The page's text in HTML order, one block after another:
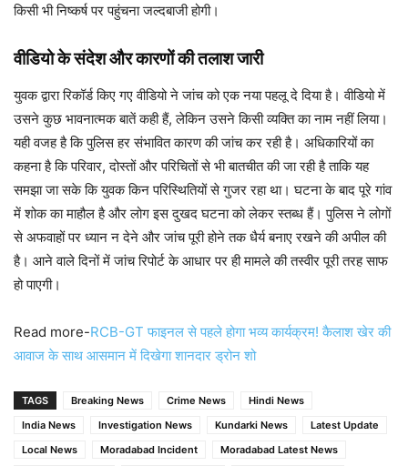
किसी भी निष्कर्ष पर पहुंचना जल्दबाजी होगी।
वीडियो के संदेश और कारणों की तलाश जारी
युवक द्वारा रिकॉर्ड किए गए वीडियो ने जांच को एक नया पहलू दे दिया है। वीडियो में
उसने कुछ भावनात्मक बातें कही हैं, लेकिन उसने किसी व्यक्ति का नाम नहीं लिया।
यही वजह है कि पुलिस हर संभावित कारण की जांच कर रही है। अधिकारियों का
कहना है कि परिवार, दोस्तों और परिचितों से भी बातचीत की जा रही है ताकि यह
समझा जा सके कि युवक किन परिस्थितियों से गुजर रहा था। घटना के बाद पूरे गांव
में शोक का माहौल है और लोग इस दुखद घटना को लेकर स्तब्ध हैं। पुलिस ने लोगों
से अफवाहों पर ध्यान न देने और जांच पूरी होने तक धैर्य बनाए रखने की अपील की
है। आने वाले दिनों में जांच रिपोर्ट के आधार पर ही मामले की तस्वीर पूरी तरह साफ
हो पाएगी।
Read more-RCB-GT फाइनल से पहले होगा भव्य कार्यक्रम! कैलाश खेर की
आवाज के साथ आसमान में दिखेगा शानदार ड्रोन शो
TAGS Breaking News Crime News
Hindi News
India News
Investigation News Kundarki News
Latest Update
Local News
Moradabad Incident
Moradabad Latest News